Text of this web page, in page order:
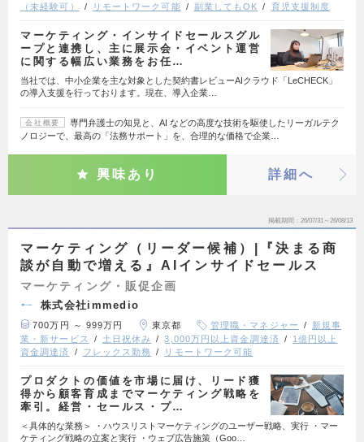
（未経験可）
リモートワーク可能 副業してもOK 育児支援制度
マーケティング・インサイドセールスグル
ープと連携し、主に展示会・イベント運営
に関する幅広い業務をお任…
当社では、中小企業を主な対象とした契約書レビューAIクラウド「LeCHECK」
の導入支援を行っております。現在、導入企業…
会社概要
専門弁護士の知見と、AI などの高度な技術を駆使したリーガルテク
ノロジーで、最高の「法務サポート」を、合理的な価格で企業…
興味あり 詳細へ
掲載期間 26/07/31～26/08/13
マーケティング（リーダー候補）|『決まる商
談が自動で増える』AIインサイドセールス
マーケティング・販促企画
株式会社immedio
700万円 ～ 999万円 東京都 管理職・マネジャー
新規事
業・新サービス
土日祝休み 3,000万円以上資金調達済
1億円以上
資金調達済
フレックス勤務 リモートワーク可能
プロダクトの価値を市場に届け、リード獲
得から顧客育成までマーケティング戦略を
牽引。経営・セールス・プ…
＜具体的な業務＞ ・ハウスリストマーケティングのユーザー戦略、実行 ・マー
ケティング戦略の立案と実行 ・ウェブ広告施策（Goo…